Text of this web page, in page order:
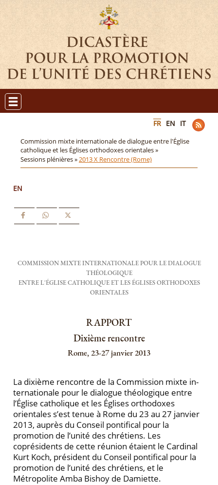
FR EN IT
Commission mixte internationale de dialogue entre l'Église
catholique et les Églises orthodoxes orientales »
Sessions plénières »2013 X Rencontre (Rome)
EN
COMMISSION MIXTE INTERNATIONALE POUR LE DIALOGUE
THÉOLOGIQUE
ENTRE L'ÉGLISE CATHOLIQUE ET LES ÉGLISES ORTHODOXES
ORIENTALES
RAPPORT
Dixième rencontre
Rome, 23-27 janvier 2013
La dixième rencontre de la Commission mixte in­
ternationale pour le dialogue théologique entre
l’Église catholique et les Églises orthodoxes
orientales s’est tenue à Rome du 23 au 27 janvier
2013, auprès du Con­seil pontifical pour la
promotion de l’unité des chré­tiens. Les
coprésidents de cette réunion étaient le Cardinal
Kurt Koch, président du Conseil pontifical pour la
promotion de l’unité des chrétiens, et le
Métropolite Amba Bishoy de Damiette.